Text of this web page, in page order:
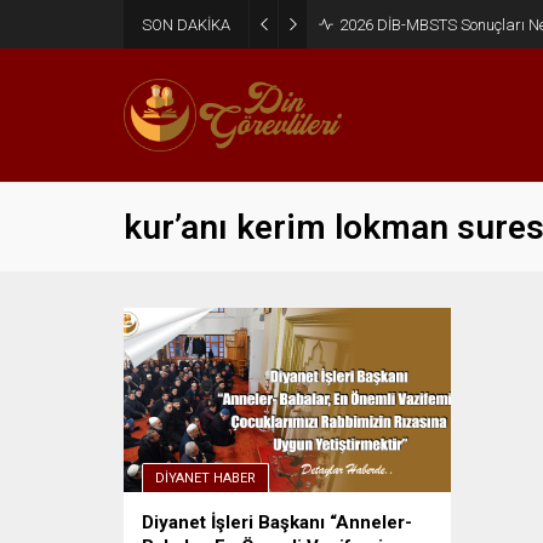
SON DAKİKA 2026 DİB-MBSTS Sonuçları
kur’anı kerim lokman
DIYANET HABER
Diyanet İşleri Başkanı “Anneler-